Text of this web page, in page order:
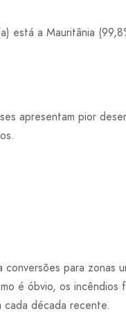
está a Mauritânia
apresentam pior
para zonas
é óbvio, os
cada década recente.